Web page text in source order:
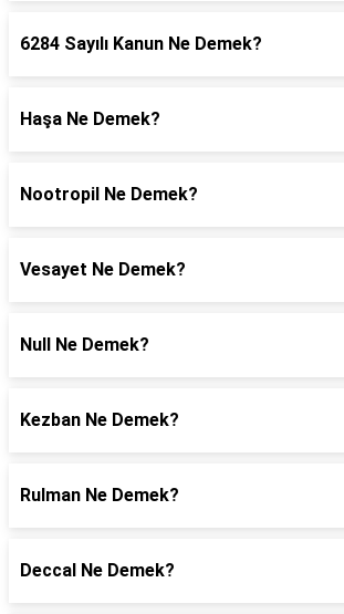
6284 Sayılı Kanun Ne Demek?
Haşa Ne Demek?
Nootropil Ne Demek?
Vesayet Ne Demek?
Null Ne Demek?
Kezban Ne Demek?
Rulman Ne Demek?
Deccal Ne Demek?